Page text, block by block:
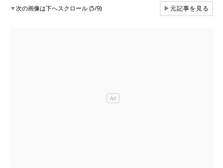
▼次の画像は下へスクロール (5/9) ▶元記事を見る